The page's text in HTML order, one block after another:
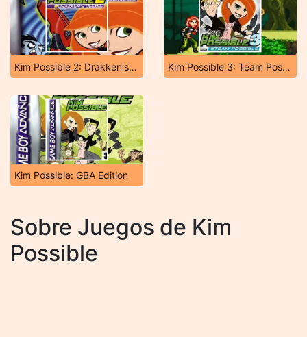
Kim Possible 2: Drakken's Demise Kim Possible 3: Team Possible
Kim Possible: GBA Edition
Sobre Juegos de Kim
Possible